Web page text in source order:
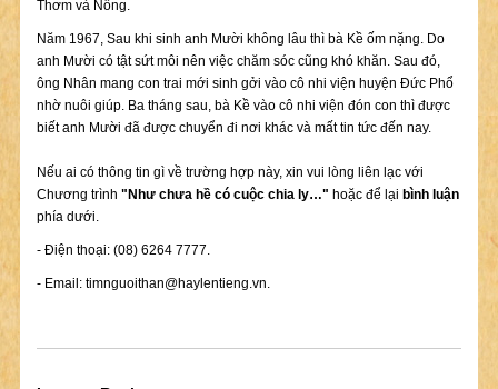
Thơm và Nông.
Năm 1967, Sau khi sinh anh Mười không lâu thì bà Kề ốm nặng. Do
anh Mười có tật sứt môi nên việc chăm sóc cũng khó khăn. Sau đó,
ông Nhân mang con trai mới sinh gởi vào cô nhi viện huyện Đức Phổ
nhờ nuôi giúp. Ba tháng sau, bà Kề vào cô nhi viện đón con thì được
biết anh Mười đã được chuyển đi nơi khác và mất tin tức đến nay.
Nếu ai có thông tin gì về trường hợp này, xin vui lòng liên lạc với
Chương trình "Như chưa hề có cuộc chia ly…" hoặc để lại bình luận
phía dưới.
- Điện thoại: (08) 6264 7777.
- Email: timnguoithan@haylentieng.vn